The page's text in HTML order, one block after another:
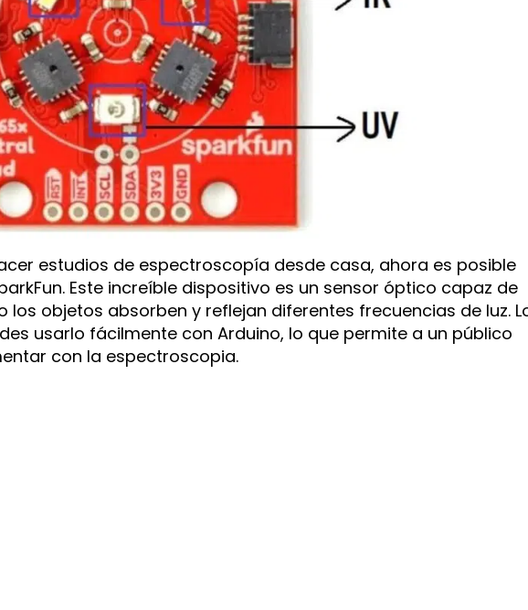
estudios de espectroscopía desde casa, ahora es posible
Este increíble dispositivo es un sensor óptico capaz de
objetos absorben y reflejan diferentes frecuencias de luz.
usarlo fácilmente con Arduino, lo que permite a un público
con la espectroscopia.